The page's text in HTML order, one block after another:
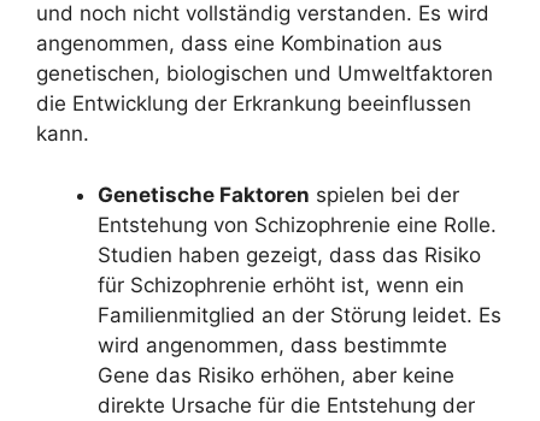
und noch nicht vollständig verstanden. Es wird
angenommen, dass eine Kombination aus
genetischen, biologischen und Umweltfaktoren
die Entwicklung der Erkrankung beeinflussen
kann.
Genetische Faktoren spielen bei der
Entstehung von Schizophrenie eine Rolle.
Studien haben gezeigt, dass das Risiko
für Schizophrenie erhöht ist, wenn ein
Familienmitglied an der Störung leidet. Es
wird angenommen, dass bestimmte
Gene das Risiko erhöhen, aber keine
direkte Ursache für die Entstehung der